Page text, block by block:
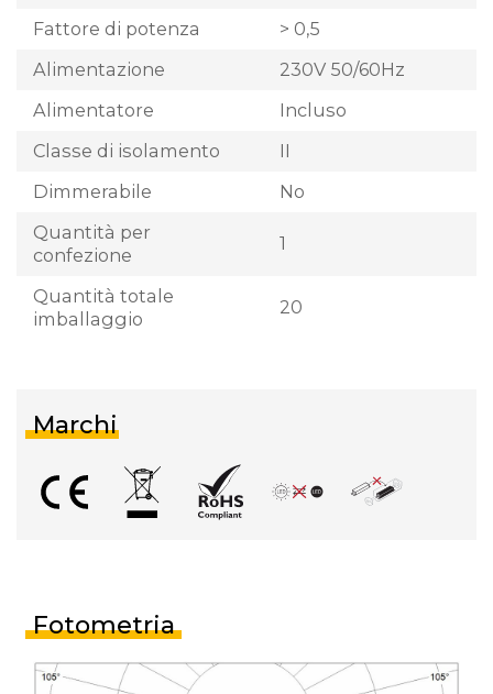
Fattore di potenza
> 0,5
Alimentazione
230V 50/60Hz
Alimentatore
Incluso
Classe di isolamento
II
Dimmerabile
No
Quantità per
confezione
1
Quantità totale
imballaggio
20
Marchi
Fotometria